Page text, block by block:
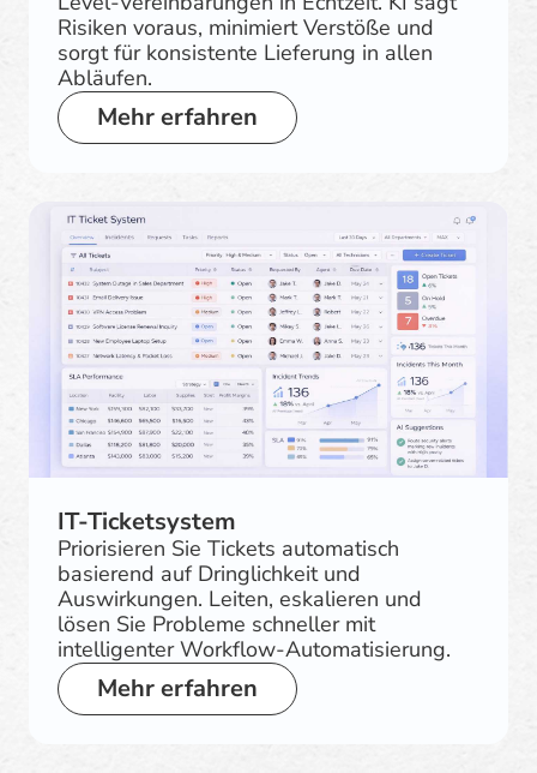
Risiken voraus, minimiert Verstöße und
sorgt für konsistente Lieferung in allen
Abläufen.
Mehr erfahren
IT-Ticketsystem
Priorisieren Sie Tickets automatisch
basierend auf Dringlichkeit und
Auswirkungen. Leiten, eskalieren und
lösen Sie Probleme schneller mit
intelligenter Workflow-Automatisierung.
Mehr erfahren